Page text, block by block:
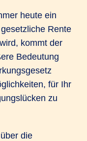
Consent
Sie und
heute ein
Rente
kommt der
Bedeutung
für Ihr
zu
die